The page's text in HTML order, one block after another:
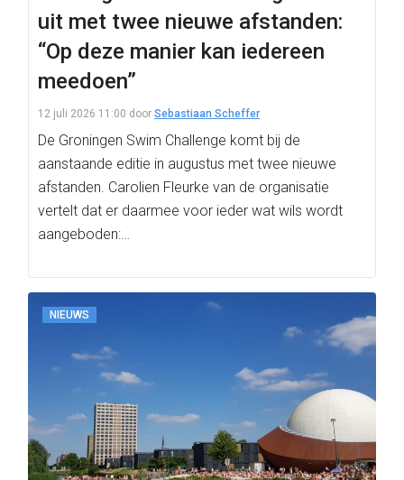
uit met twee nieuwe afstanden:
“Op deze manier kan iedereen
meedoen”
12 juli 2026 11:00 door Sebastiaan Scheffer
De Groningen Swim Challenge komt bij de
aanstaande editie in augustus met twee nieuwe
afstanden. Carolien Fleurke van de organisatie
vertelt dat er daarmee voor ieder wat wils wordt
aangeboden:…
NIEUWS